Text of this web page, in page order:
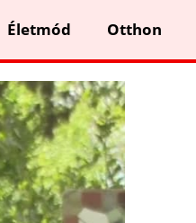
Életmód Otthon